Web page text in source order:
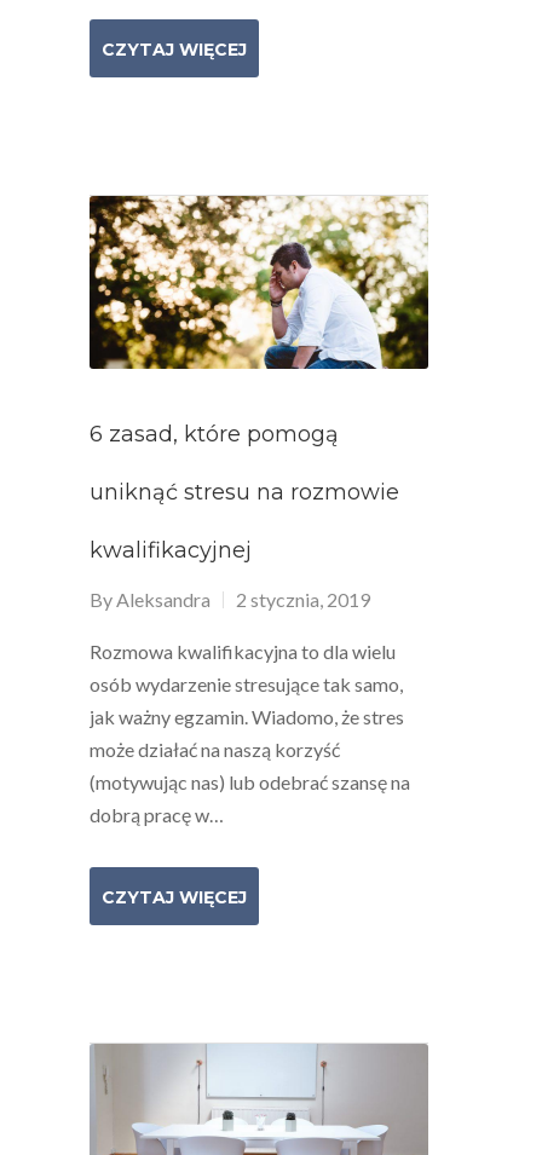
CZYTAJ WIĘCEJ
6 zasad, które pomogą
uniknąć stresu na rozmowie
kwalifikacyjnej
ByAleksandra 2 stycznia, 2019
Rozmowa kwalifikacyjna to dla wielu
osób wydarzenie stresujące tak samo,
jak ważny egzamin. Wiadomo, że stres
może działać na naszą korzyść
(motywując nas) lub odebrać szansę na
dobrą pracę w…
CZYTAJ WIĘCEJ